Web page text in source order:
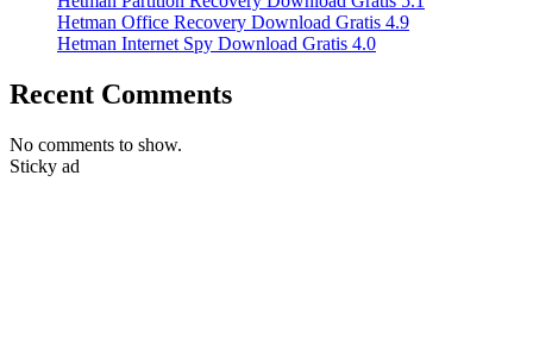
Hetman Office Recovery Download Gratis 4.9
Hetman Internet Spy Download Gratis 4.0
Recent Comments
No comments to show.
Sticky ad